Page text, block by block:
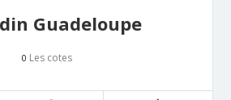
Guadeloupe
0 Les cotes